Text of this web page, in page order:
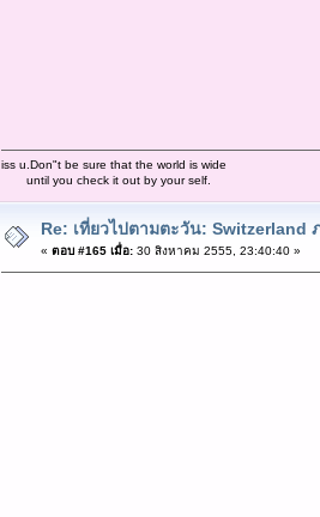
iss u.Don"t be sure that the world is wide
until you check it out by your self.
Re: เที่ยวไปตามตะวัน: Switzerland
« ตอบ #165 เมื่อ:30 สิงหาคม 2555, 23:40:40 »